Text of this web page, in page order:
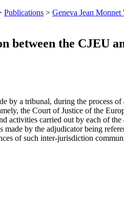
Publications > Geneva Jean Monnet
between the CJEU
by a tribunal, during the
the Court of Justice of the
activities carried out by each of
by the adjudicator being
of such inter-jurisdiction